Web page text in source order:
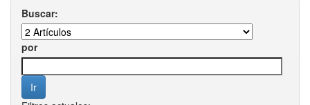
Buscar:
por